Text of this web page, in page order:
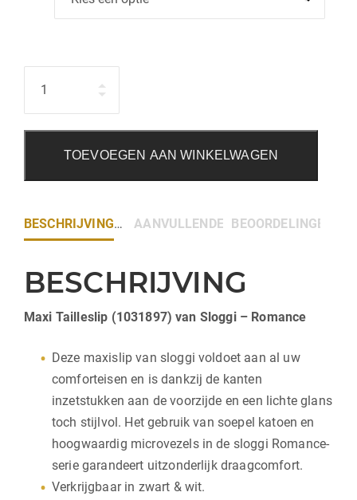
TOEVOEGEN AAN WINKELWAGEN
BESCHRIJVING AANVULLENDE INFORMATIE
BEOORDELINGEN (0)
BESCHRIJVING
Maxi Tailleslip (1031897) van Sloggi – Romance
Deze maxislip van sloggi voldoet aan al uw
comforteisen en is dankzij de kanten
inzetstukken aan de voorzijde en een lichte glans
toch stijlvol. Het gebruik van soepel katoen en
hoogwaardig microvezels in de sloggi Romance-
serie garandeert uitzonderlijk draagcomfort.
Verkrijgbaar in zwart & wit.